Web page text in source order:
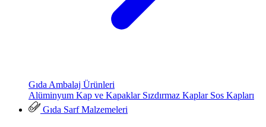
Gıda Ambalaj Ürünleri
Alüminyum Kap ve Kapaklar Sızdırmaz Kaplar Sos Kapları
Gıda Sarf Malzemeleri